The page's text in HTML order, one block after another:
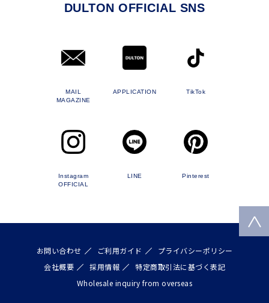
DULTON OFFICIAL SNS
MAIL
MAGAZINE
APPLICATION TikTok
Instagram
OFFICIAL
LINE Pinterest
お問い合わせ ご利用ガイド
プライバシーポリシー
会社概要
採用情報
特定商取引法に基づく表記
Wholesale inquiry from overseas